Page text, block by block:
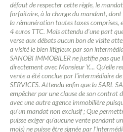
défaut de respecter cette règle, le
forfaitaire, à la charge du mandant,
la rémunération toutes taxes comprises,
4 euros TTC. Mais attendu d'une part
verse aux débats aucun bon de visite
a visité le bien litigieux par son
SANOBI IMMOBILER ne justifie pas
directement avec Monsieur Y.... Qu'elle
vente a été conclue par l'intermédiaire
SERVICES. Attendu enfin que la SARL
empêcher par une clause de son
avec une autre agence immobilière
qu'un mandat non exclusif ; Que
puisse exiger qu'aucune vente pendant
mois) ne puisse être signée par